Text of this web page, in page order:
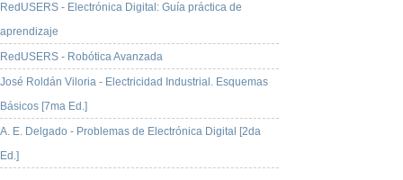
RedUSERS - Electrónica Digital: Guía práctica de
aprendizaje
RedUSERS - Robótica Avanzada
José Roldán Viloria - Electricidad Industrial. Esquemas
Básicos [7ma Ed.]
A. E. Delgado - Problemas de Electrónica Digital [2da
Ed.]